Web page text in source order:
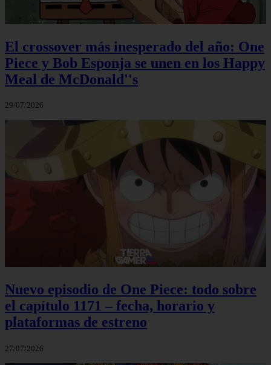
El crossover más inesperado del año: One
Piece y Bob Esponja se unen en los Happy
Meal de McDonald''s
29/07/2026
Nuevo episodio de One Piece: todo sobre
el capítulo 1171 – fecha, horario y
plataformas de estreno
27/07/2026